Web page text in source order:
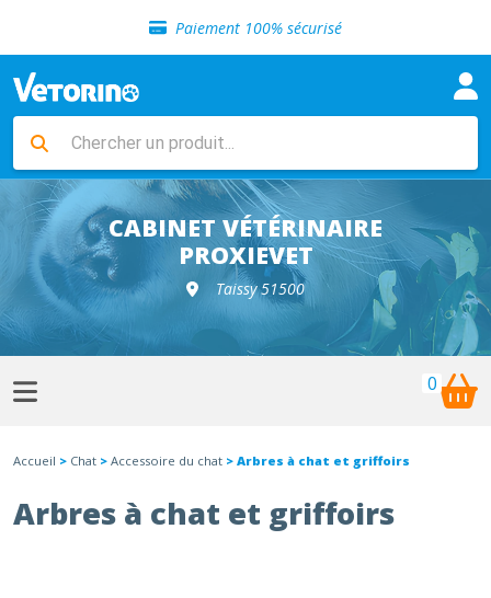
Paiement 100% sécurisé
Livraison gratuite en clinique vétérinaire
Sélection de croquettes vétérinaire
Livraison gratuite en clinique vétérinaire
Retour gratuit en clinique
Sélection de croquettes vétérinaire
CABINET VÉTÉRINAIRE
PROXIEVET
Taissy 51500
0
Accueil > Chat > Accessoire du chat > Arbres à chat et griffoirs
Arbres à chat et griffoirs